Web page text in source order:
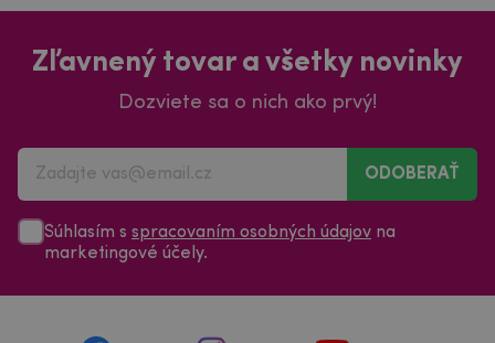
Zľavnený tovar a všetky novinky
Dozviete sa o nich ako prvý!
ODOBERAŤ
Súhlasím s spracovaním osobných údajov na
marketingové účely.